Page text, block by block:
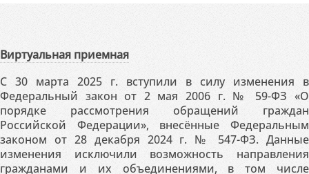
Виртуальная приемная
С 30 марта 2025 г. вступили в силу изменения в
Федеральный закон от 2 мая 2006 г. № 59-ФЗ «О
порядке рассмотрения обращений граждан
Российской Федерации», внесённые Федеральным
законом от 28 декабря 2024 г. № 547-ФЗ. Данные
изменения исключили возможность направления
гражданами и их объединениями, в том числе